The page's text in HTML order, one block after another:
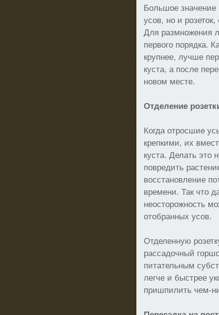
Большое значение
усов, но и
Для размножения
первого порядка.
крупнее, лучше
куста, а после
новом месте.
Отделение
Когда отросшие
крепкими, их
куста. Делать это
повредить
восстановление
времени. Так что
неосторожность
отобранных усов.
Отделенную
рассадочный
питательным
легче и быстрее
пришпилить чем-